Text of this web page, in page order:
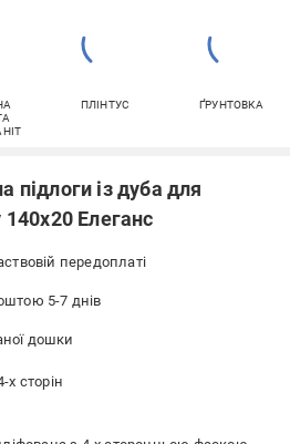
ПЛІНТУС ҐРУНТОВКА
із дуба для
Елеганс
передоплаті
5-7 днів
дошки
сторін